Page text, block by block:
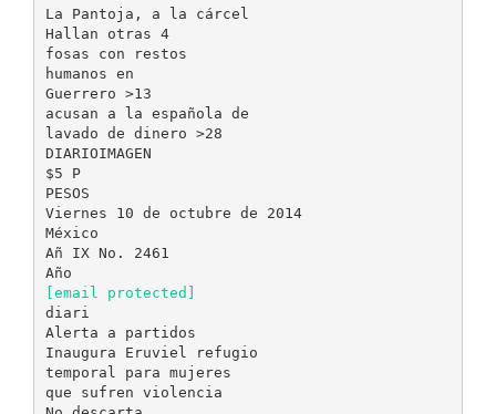
La Pantoja, a la cárcel
Hallan otras 4
fosas con restos
humanos en
Guerrero >13
acusan a la española de
lavado de dinero >28
DIARIOIMAGEN
$5 P
PESOS
Viernes 10 de octubre de 2014
México
Añ IX No. 2461
[email protected]
diari
Alerta a partidos
Inaugura Eruviel refugio
temporal para mujeres
que sufren violencia